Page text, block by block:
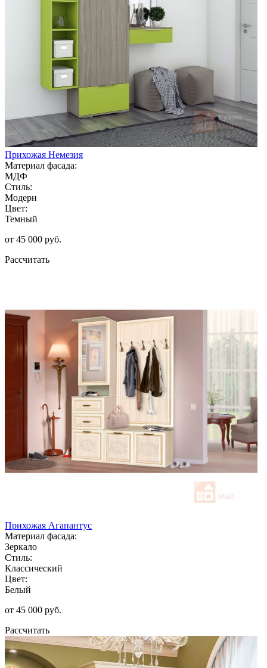
Прихожая Немезия
Материал фасада:
МДФ
Стиль:
Модерн
Цвет:
Темный
от 45 000 руб.
Рассчитать
Прихожая Агапантус
Материал фасада:
Зеркало
Стиль:
Классический
Цвет:
Белый
от 45 000 руб.
Рассчитать